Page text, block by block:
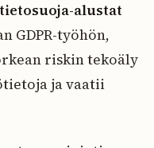
alustat
GDPR-työhön,
riskin tekoäly
ja vaatii